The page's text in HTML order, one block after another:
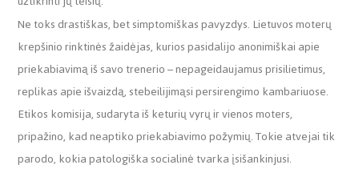
Ne toks drastiškas, bet simptomiškas pavyzdys. Lietuvos moterų
krepšinio rinktinės žaidėjas, kurios pasidalijo anonimiškai apie
priekabiavimą iš savo trenerio – nepageidaujamus prisilietimus,
replikas apie išvaizdą, stebeilijimąsi persirengimo kambariuose.
Etikos komisija, sudaryta iš keturių vyrų ir vienos moters,
pripažino, kad neaptiko priekabiavimo požymių. Tokie atvejai tik
parodo, kokia patologiška socialinė tvarka įsišankinjusi.